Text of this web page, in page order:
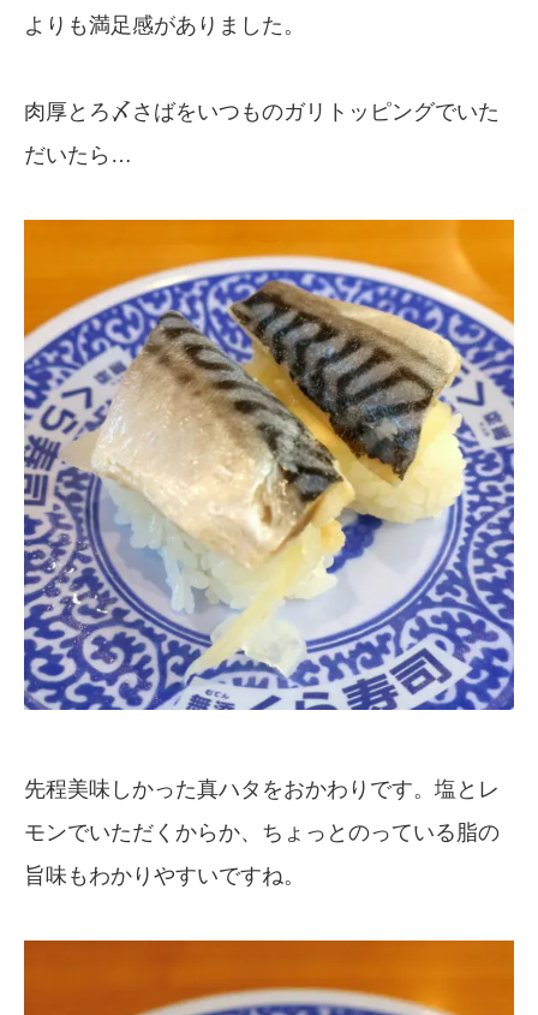
よりも満足感がありました。
肉厚とろ〆さばをいつものガリトッピングでいた
だいたら…
先程美味しかった真ハタをおかわりです。塩とレ
モンでいただくからか、ちょっとのっている脂の
旨味もわかりやすいですね。